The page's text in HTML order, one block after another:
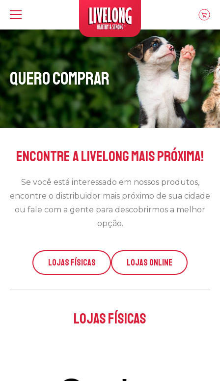
Quero Comprar
Encontre a Livelong mais próxima!
Se você está interessado em nossos produtos,
encontre o distribuidor mais próximo de sua cidade
ou fale com a gente para descobrirmos a melhor
opção.
LOJAS FÍSICAS LOJAS ONLINE
lojas físicas